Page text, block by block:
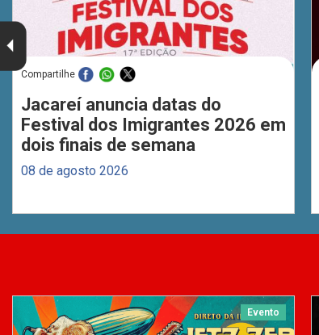
Compartilhe
Jacareí anuncia datas do
Festival dos Imigrantes 2026 em
dois finais de semana
08 de agosto 2026
Evento